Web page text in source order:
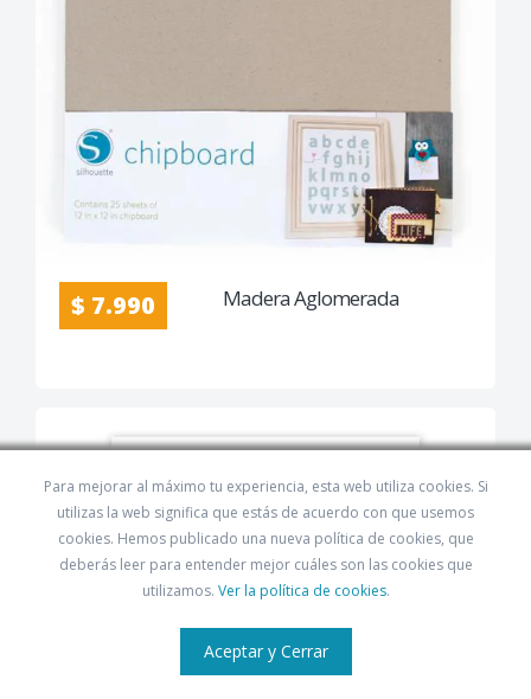
$ 7.990 Madera Aglomerada
Para mejorar al máximo tu experiencia, esta web utiliza cookies. Si
utilizas la web significa que estás de acuerdo con que usemos
cookies. Hemos publicado una nueva política de cookies, que
deberás leer para entender mejor cuáles son las cookies que
utilizamos. Ver la política de cookies.
Aceptar y Cerrar